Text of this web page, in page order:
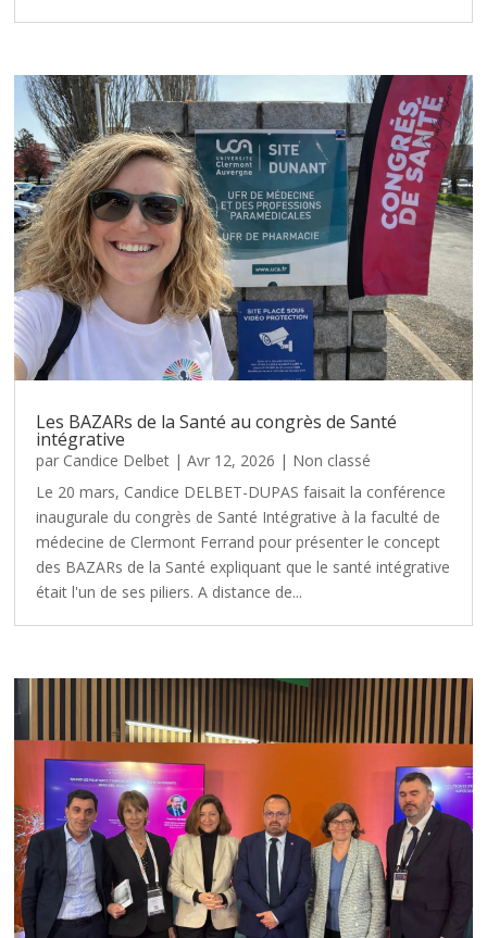
Les BAZARs de la Santé au congrès de Santé
intégrative
par Candice Delbet |Avr 12, 2026 | Non classé
Le 20 mars, Candice DELBET-DUPAS faisait la conférence
inaugurale du congrès de Santé Intégrative à la faculté de
médecine de Clermont Ferrand pour présenter le concept
des BAZARs de la Santé expliquant que le santé intégrative
était l'un de ses piliers. A distance de...